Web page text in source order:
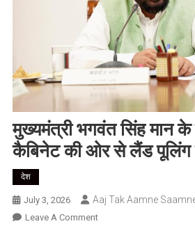
मुख्यमंत्री भगवंत सिंह मान के
कैबिनेट की ओर से लैंड पूलिंग
देश
July 3, 2026 Aaj Tak Aamne
Leave A CommentOn